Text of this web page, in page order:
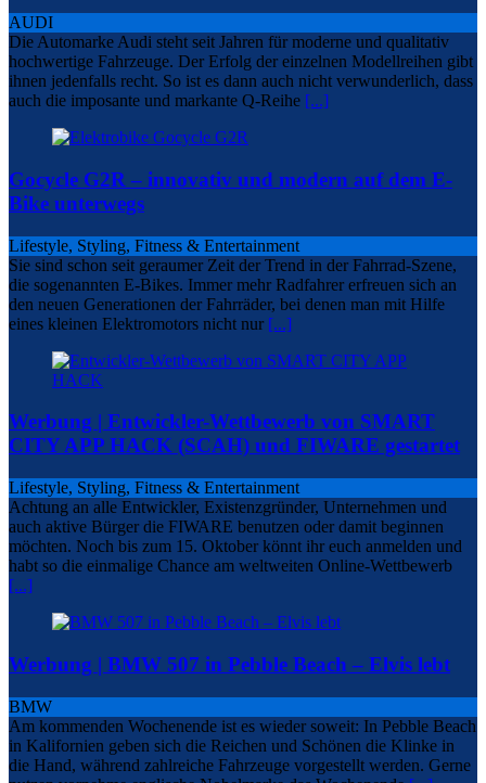
AUDI
Die Automarke Audi steht seit Jahren für moderne und qualitativ
hochwertige Fahrzeuge. Der Erfolg der einzelnen Modellreihen gibt
ihnen jedenfalls recht. So ist es dann auch nicht verwunderlich, dass
auch die imposante und markante Q-Reihe [...]
Gocycle G2R – innovativ und modern auf dem E-
Bike unterwegs
Lifestyle, Styling, Fitness & Entertainment
Sie sind schon seit geraumer Zeit der Trend in der Fahrrad-Szene,
die sogenannten E-Bikes. Immer mehr Radfahrer erfreuen sich an
den neuen Generationen der Fahrräder, bei denen man mit Hilfe
eines kleinen Elektromotors nicht nur [...]
Werbung | Entwickler-Wettbewerb von SMART
CITY APP HACK (SCAH) und FIWARE gestartet
Lifestyle, Styling, Fitness & Entertainment
Achtung an alle Entwickler, Existenzgründer, Unternehmen und
auch aktive Bürger die FIWARE benutzen oder damit beginnen
möchten. Noch bis zum 15. Oktober könnt ihr euch anmelden und
habt so die einmalige Chance am weltweiten Online-Wettbewerb
[...]
Werbung | BMW 507 in Pebble Beach – Elvis lebt
BMW
Am kommenden Wochenende ist es wieder soweit: In Pebble Beach
in Kalifornien geben sich die Reichen und Schönen die Klinke in
die Hand, während zahlreiche Fahrzeuge vorgestellt werden. Gerne